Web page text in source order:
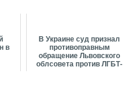
в
В Украине суд признал
противоправным
обращение Львовского
облсовета против ЛГБТ-